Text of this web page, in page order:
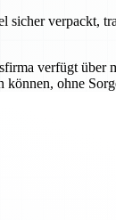
verpackt,
verfügt über
ohne